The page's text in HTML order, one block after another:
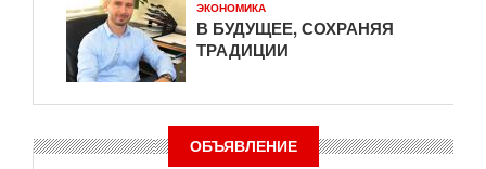
ЭКОНОМИКА
В БУДУЩЕЕ, СОХРАНЯЯ
ТРАДИЦИИ
ОБЪЯВЛЕНИЕ